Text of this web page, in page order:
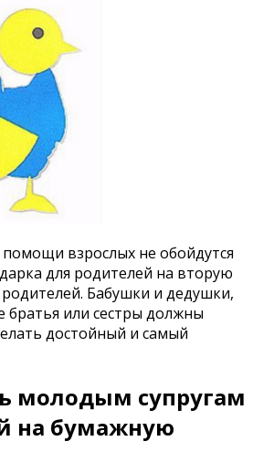
взрослых не обойдутся
для родителей на вторую
Бабушки и дедушки,
братья или сестры должны
достойный и самый
молодым супругам
на бумажную